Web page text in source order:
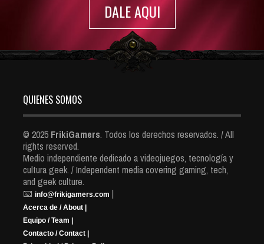
DALE AQUI
QUIENES SOMOS
© 2025 FrikiGamers. Todos los derechos reservados. / All
rights reserved.
Medio independiente dedicado a videojuegos, tecnología y
cultura geek. / Independent media covering gaming, tech,
and geek culture.
📧 info@frikigamers.com |
Acerca de / About |
Equipo / Team |
Contacto / Contact |